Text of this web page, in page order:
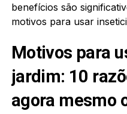
benefícios são
motivos para usar
Motivos para
jardim: 10
agora mesmo